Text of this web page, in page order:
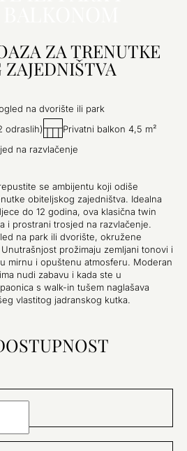
ZA TRENUTKE
na dvorište ili park
odraslih)
Privatni balkon 4,5 m²
na razvlačenje
se ambijentu koji odiše
obiteljskog zajedništva. Idealna
do 12 godina, ova klasična twin
i prostrani trosjed na razvlačenje.
na park ili dvorište, okružene
prožimaju zemljani tonovi i
mirnu i opuštenu atmosferu. Moderan
nudi zabavu i kada ste u
s walk-in tušem naglašava
vlastitog jadranskog kutka.